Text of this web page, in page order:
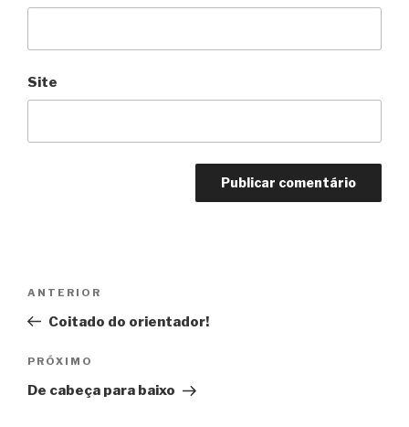
Site
Post
Anterior
ANTERIOR
Coitado do orientador!
Próximo
PRÓXIMO
De cabeça para baixo